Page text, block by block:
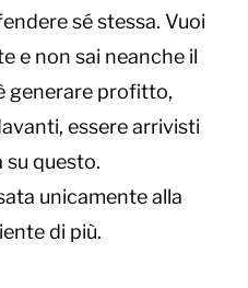
sé stessa. Vuoi
e non sai neanche il
generare profitto,
essere arrivisti
su questo.
unicamente alla
di più.